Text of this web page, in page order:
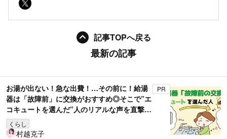
記事TOPへ戻る
最新の記事
お湯が出ない！急な出費！…その前に！給湯
器は「故障前」に交換がおすすめ◎そこで”エ
コキュートを選んだ”人のリアルな声を直撃取
材！
くらし
PR
村越克子